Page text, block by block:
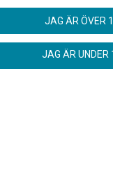
JAG ÄR ÖVER
JAG ÄR UNDER